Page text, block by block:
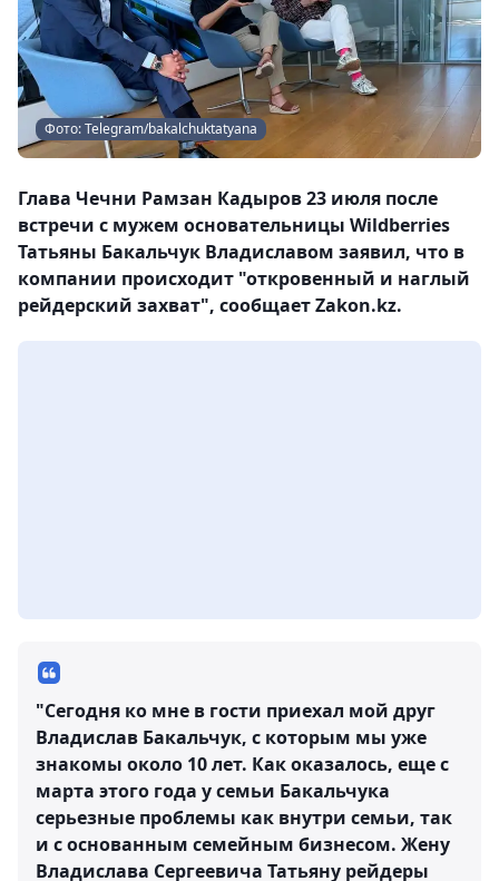
Фото: Telegram/bakalchuktatyana
Глава Чечни Рамзан Кадыров 23 июля после
встречи с мужем основательницы Wildberries
Татьяны Бакальчук Владиславом заявил, что в
компании происходит "откровенный и наглый
рейдерский захват", сообщает Zakon.kz.
"Сегодня ко мне в гости приехал мой друг
Владислав Бакальчук, с которым мы уже
знакомы около 10 лет. Как оказалось, еще с
марта этого года у семьи Бакальчука
серьезные проблемы как внутри семьи, так
и с основанным семейным бизнесом. Жену
Владислава Сергеевича Татьяну рейдеры